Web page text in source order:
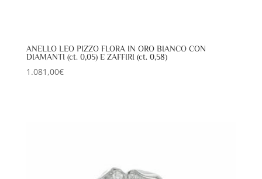
ANELLO LEO PIZZO FLORA IN ORO BIANCO CON
DIAMANTI (ct. 0,05) E ZAFFIRI (ct. 0,58)
1.081,00€